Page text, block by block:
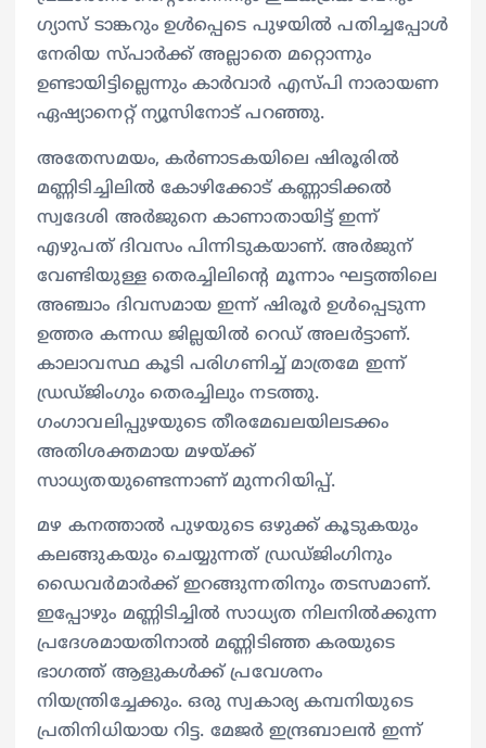
ഗ്യാസ് ടാങ്കറും ഉള്‍പ്പെടെ പുഴയിൽ പതിച്ചപ്പോള്‍
നേരിയ സ്പാര്‍ക്ക് അല്ലാതെ മറ്റൊന്നും
ഉണ്ടായിട്ടില്ലെന്നും കാര്‍വാര്‍ എസ്‍പി നാരായണ
ഏഷ്യാനെറ്റ് ന്യൂസിനോട് പറഞ്ഞു.
അതേസമയം, കർണാടകയിലെ ഷിരൂരിൽ
മണ്ണിടിച്ചിലിൽ കോഴിക്കോട് കണ്ണാടിക്കൽ
സ്വദേശി അർജുനെ കാണാതായിട്ട് ഇന്ന്
എഴുപത് ദിവസം പിന്നിടുകയാണ്. അർജുന്
വേണ്ടിയുള്ള തെരച്ചിലിന്‍റെ മൂന്നാം ഘട്ടത്തിലെ
അഞ്ചാം ദിവസമായ ഇന്ന് ഷിരൂര്‍ ഉള്‍പ്പെടുന്ന
ഉത്തര കന്ന‍ഡ ജില്ലയിൽ റെഡ് അലർട്ടാണ്.
കാലാവസ്ഥ കൂടി പരിഗണിച്ച് മാത്രമേ ഇന്ന്
ഡ്രഡ്‍ജിംഗും തെരച്ചിലും നടത്തു.
ഗംഗാവലിപ്പുഴയുടെ തീരമേഖലയിലടക്കം
അതിശക്തമായ മഴയ്ക്ക്
സാധ്യതയുണ്ടെന്നാണ് മുന്നറിയിപ്പ്.
മഴ കനത്താൽ പുഴയുടെ ഒഴുക്ക് കൂടുകയും
കലങ്ങുകയും ചെയ്യുന്നത് ഡ്രഡ്‍ജിംഗിനും
ഡൈവർമാർക്ക് ഇറങ്ങുന്നതിനും തടസമാണ്.
ഇപ്പോഴും മണ്ണിടിച്ചിൽ സാധ്യത നിലനിൽക്കുന്ന
പ്രദേശമായതിനാൽ മണ്ണിടിഞ്ഞ കരയുടെ
ഭാഗത്ത് ആളുകൾക്ക് പ്രവേശനം
നിയന്ത്രിച്ചേക്കും. ഒരു സ്വകാര്യ കമ്പനിയുടെ
പ്രതിനിധിയായ റിട്ട. മേജർ ഇന്ദ്രബാലൻ ഇന്ന്